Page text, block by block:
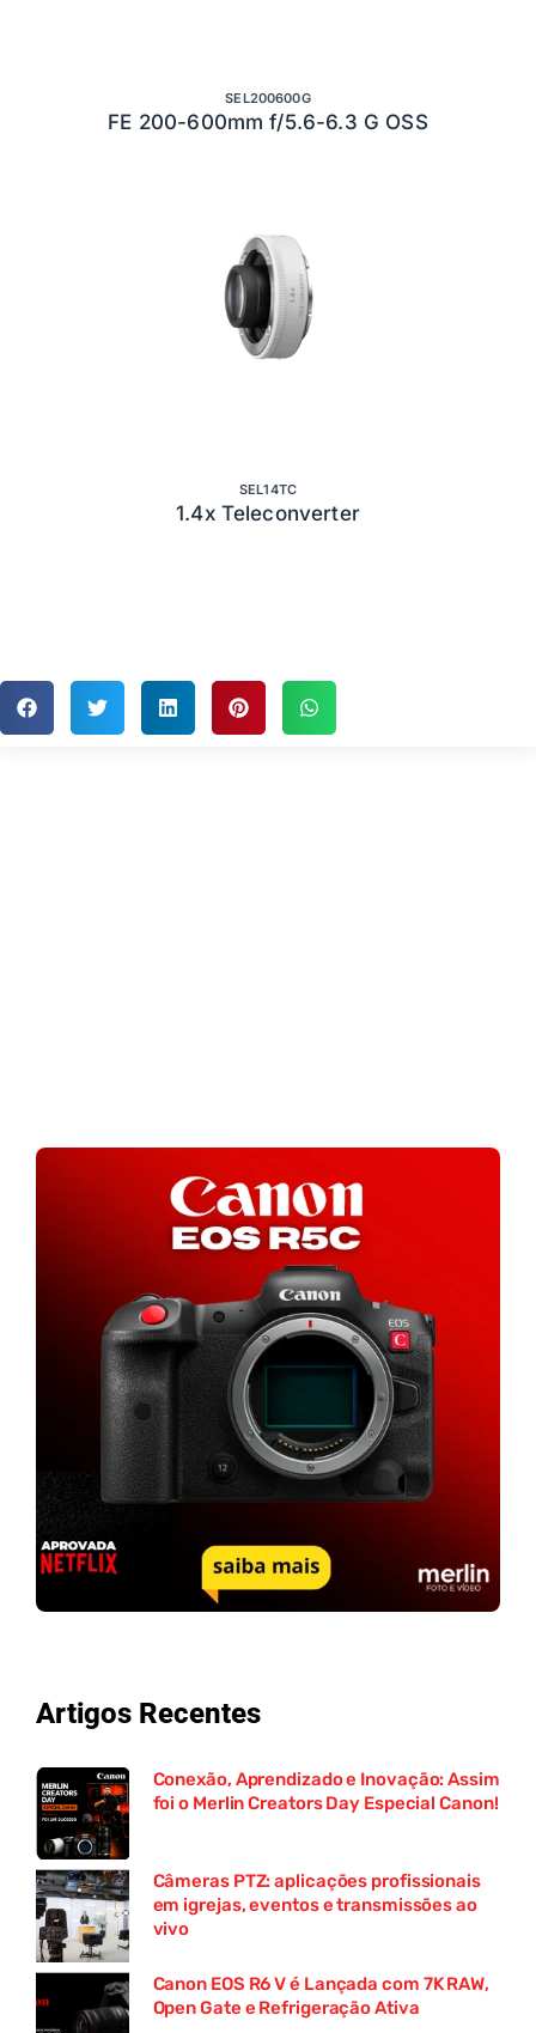
SEL200600G
FE 200-600mm f/5.6-6.3 G OSS
SEL14TC
1.4x Teleconverter
Artigos Recentes
Conexão, Aprendizado e Inovação: Assim
foi o Merlin Creators Day Especial Canon!
Câmeras PTZ: aplicações profissionais
em igrejas, eventos e transmissões ao
vivo
Canon EOS R6 V é Lançada com 7K RAW,
Open Gate e Refrigeração Ativa